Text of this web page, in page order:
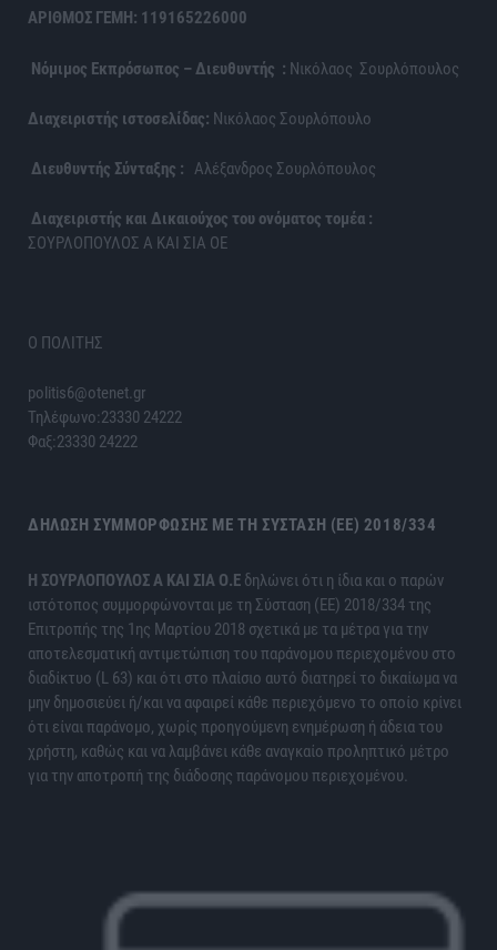
ΑΡΙΘΜΟΣ ΓΕΜΗ: 119165226000
Νόμιμος Εκπρόσωπος – Διευθυντής : Νικόλαος Σουρλόπουλος
Διαχειριστής ιστοσελίδας: Νικόλαος Σουρλόπουλο
Διευθυντής Σύνταξης : Αλέξανδρος Σουρλόπουλος
Διαχειριστής και Δικαιούχος του ονόματος τομέα :
ΣΟΥΡΛΟΠΟΥΛΟΣ Α ΚΑΙ ΣΙΑ ΟΕ
Ο ΠΟΛΙΤΗΣ
politis6@otenet.gr
Τηλέφωνο:23330 24222
Φαξ:23330 24222
ΔΉΛΩΣΗ ΣΥΜΜΌΡΦΩΣΗΣ ΜΕ ΤΗ ΣΎΣΤΑΣΗ (ΕΕ) 2018/334
H ΣΟΥΡΛΟΠΟΥΛΟΣ Α ΚΑΙ ΣΙΑ Ο.Ε δηλώνει ότι η ίδια και ο παρών
ιστότοπος συμμορφώνονται με τη Σύσταση (ΕΕ) 2018/334 της
Επιτροπής της 1ης Μαρτίου 2018 σχετικά με τα μέτρα για την
αποτελεσματική αντιμετώπιση του παράνομου περιεχομένου στο
διαδίκτυο (L 63) και ότι στο πλαίσιο αυτό διατηρεί το δικαίωμα να
μην δημοσιεύει ή/και να αφαιρεί κάθε περιεχόμενο το οποίο κρίνει
ότι είναι παράνομο, χωρίς προηγούμενη ενημέρωση ή άδεια του
χρήστη, καθώς και να λαμβάνει κάθε αναγκαίο προληπτικό μέτρο
για την αποτροπή της διάδοσης παράνομου περιεχομένου.